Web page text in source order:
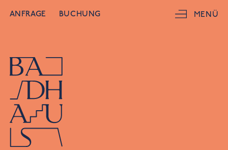
ANFRAGE BUCHUNG MENÜ